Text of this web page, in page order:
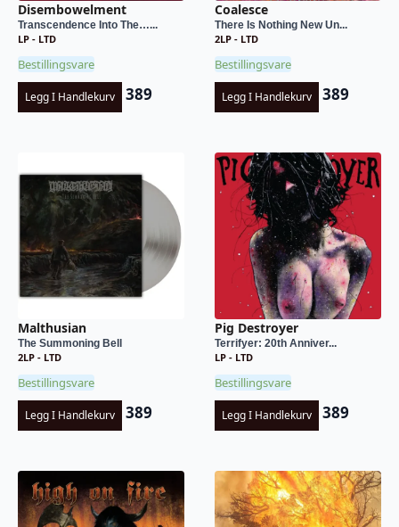
Disembowelment
Transcendence Into The…...
LP - LTD
Bestillingsvare
Legg I Handlekurv 389
Coalesce
There Is Nothing New Un...
2LP - LTD
Bestillingsvare
Legg I Handlekurv 389
Malthusian
The Summoning Bell
2LP - LTD
Bestillingsvare
Legg I Handlekurv 389
Pig Destroyer
Terrifyer: 20th Anniver...
LP - LTD
Bestillingsvare
Legg I Handlekurv 389